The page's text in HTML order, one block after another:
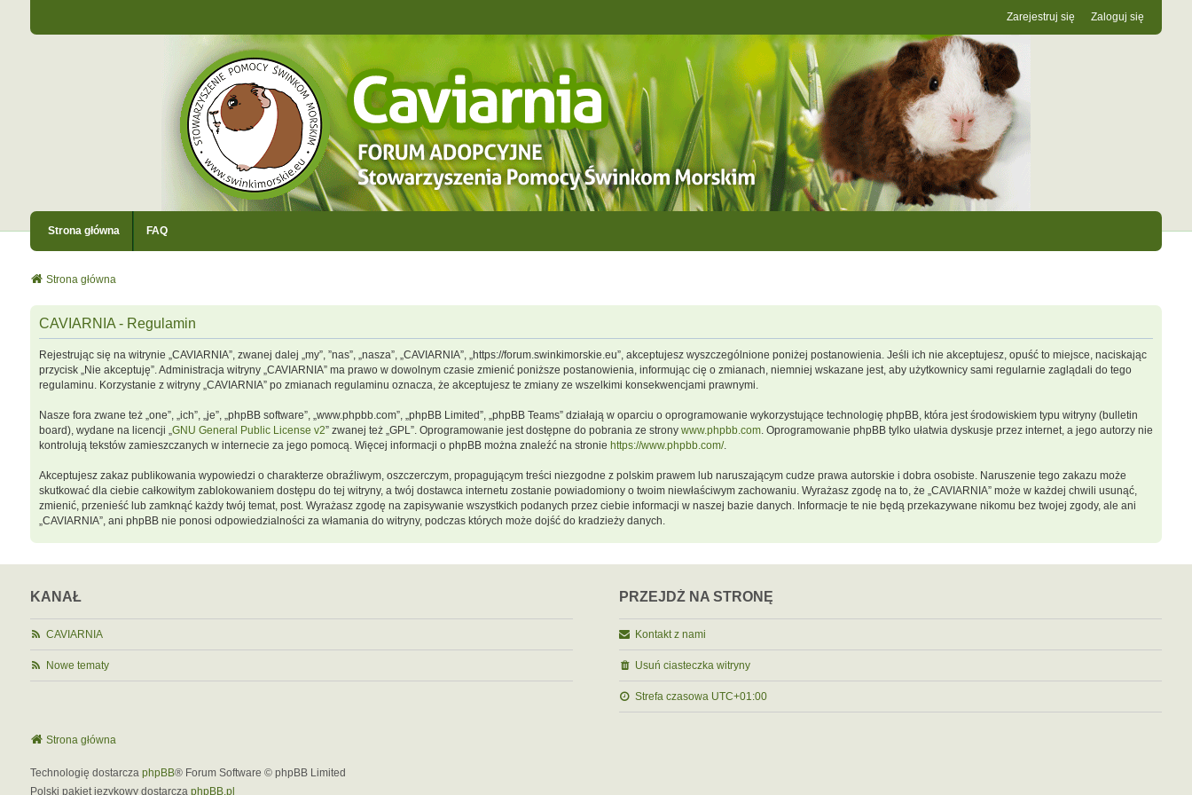
Zaloguj się
Zarejestruj się
Strona główna FAQ
Strona główna
CAVIARNIA - Regulamin
Rejestrując się na witrynie „CAVIARNIA”, zwanej dalej „my”, ”nas”, „nasza”, „CAVIARNIA”, „https://forum.swinkimorskie.eu”, akceptujesz wyszczególnione poniżej postanowienia. Jeśli ich nie akceptujesz, opuść to miejsce, naciskając
przycisk „Nie akceptuję”. Administracja witryny „CAVIARNIA” ma prawo w dowolnym czasie zmienić poniższe postanowienia, informując cię o zmianach, niemniej wskazane jest, aby użytkownicy sami regularnie zaglądali do tego
regulaminu. Korzystanie z witryny „CAVIARNIA” po zmianach regulaminu oznacza, że akceptujesz te zmiany ze wszelkimi konsekwencjami prawnymi.
Nasze fora zwane też „one”, „ich”, „je”, „phpBB software”, „www.phpbb.com”, „phpBB Limited”, „phpBB Teams” działają w oparciu o oprogramowanie wykorzystujące technologię phpBB, która jest środowiskiem typu witryny (bulletin
board), wydane na licencji „GNU General Public License v2” zwanej też „GPL”. Oprogramowanie jest dostępne do pobrania ze strony www.phpbb.com. Oprogramowanie phpBB tylko ułatwia dyskusje przez internet, a jego autorzy nie
kontrolują tekstów zamieszczanych w internecie za jego pomocą. Więcej informacji o phpBB można znaleźć na stronie https://www.phpbb.com/.
Akceptujesz zakaz publikowania wypowiedzi o charakterze obraźliwym, oszczerczym, propagującym treści niezgodne z polskim prawem lub naruszającym cudze prawa autorskie i dobra osobiste. Naruszenie tego zakazu może
skutkować dla ciebie całkowitym zablokowaniem dostępu do tej witryny, a twój dostawca internetu zostanie powiadomiony o twoim niewłaściwym zachowaniu. Wyrażasz zgodę na to, że „CAVIARNIA” może w każdej chwili usunąć,
zmienić, przenieść lub zamknąć każdy twój temat, post. Wyrażasz zgodę na zapisywanie wszystkich podanych przez ciebie informacji w naszej bazie danych. Informacje te nie będą przekazywane nikomu bez twojej zgody, ale ani
„CAVIARNIA”, ani phpBB nie ponosi odpowiedzialności za włamania do witryny, podczas których może dojść do kradzieży danych.
KANAŁ
CAVIARNIA
Nowe tematy
PRZEJDŹ NA STRONĘ
Kontakt z nami
Usuń ciasteczka witryny
Strefa czasowa UTC+01:00
Strona główna
Technologię dostarcza phpBB® Forum Software © phpBB Limited
Polski pakiet językowy dostarcza phpBB.pl